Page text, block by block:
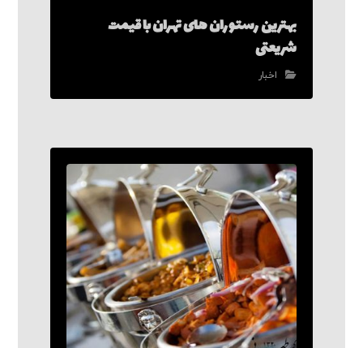
بهترین رستوران های تهران با قیمت
شریعتی
اخبار